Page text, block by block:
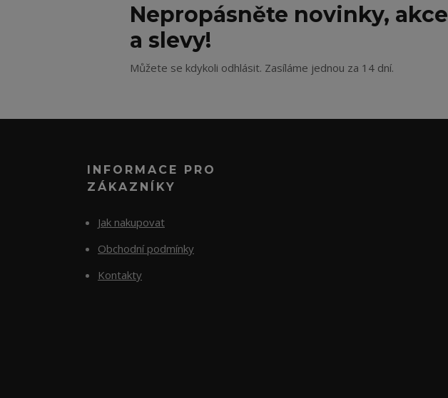
Nepropásněte novinky, akce
a slevy!
Můžete se kdykoli odhlásit. Zasíláme jednou za 14 dní.
INFORMACE PRO
ZÁKAZNÍKY
Jak nakupovat
Obchodní podmínky
Kontakty